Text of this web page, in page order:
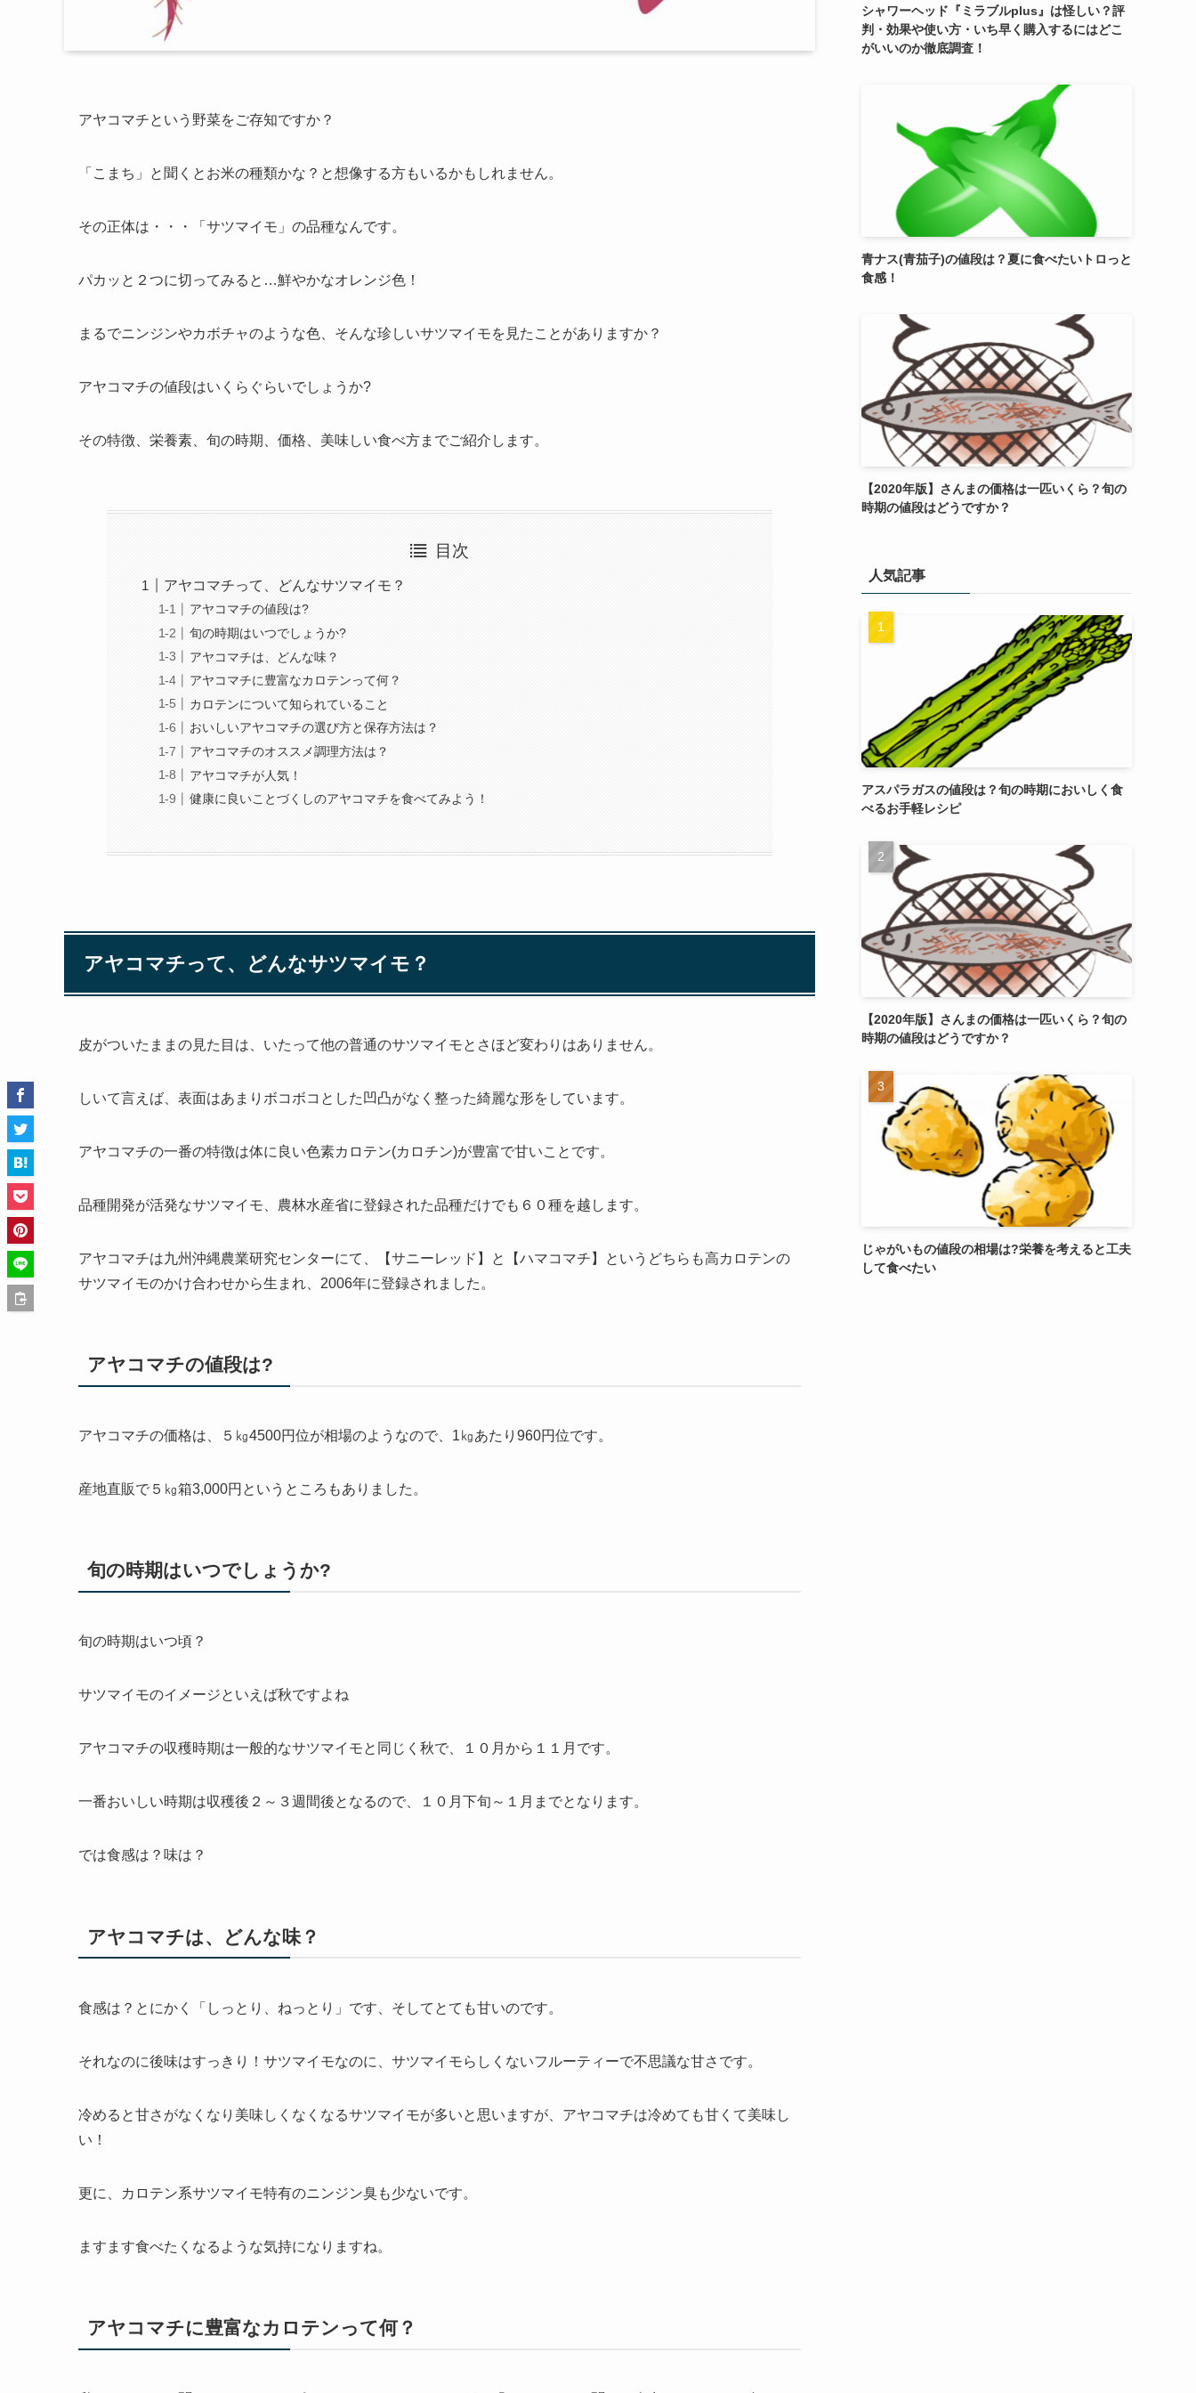
アヤコマチという野菜をご存知ですか？
「こまち」と聞くとお米の種類かな？と想像する方もいるかもしれません。
その正体は・・・「サツマイモ」の品種なんです。
パカッと２つに切ってみると…鮮やかなオレンジ色 ！
まるでニンジンやカボチャのような色、そんな珍しいサツマイモを見たことがありますか？
アヤコマチの値段はいくらぐらいでしょうか?
その特徴、栄養素、旬の時期、価格、美味しい食べ方までご紹介します。
目次
アヤコマチって、どんなサツマイモ？
アヤコマチの値段は?
旬の時期はいつでしょうか?
アヤコマチは、どんな味？
アヤコマチに豊富なカロテンって何？
カロテンについて知られていること
おいしいアヤコマチの選び方と保存方法は？
アヤコマチのオススメ調理方法は？
アヤコマチが人気！
健康に良いことづくしのアヤコマチを食べてみよう！
アヤコマチって、どんなサツマイモ？
皮がついたままの見た目は、いたって他の普通のサツマイモとさほど変わりはありません。
しいて言えば、表面はあまりボコボコとした凹凸がなく整った綺麗な形をしています。
アヤコマチの一番の特徴は体に良い色素カロテン(カロチン)が豊富で甘いことです。
品種開発が活発なサツマイモ、農林水産省に登録された品種だけでも ６０種を越します。
アヤコマチは九州沖縄農業研究センターにて、【サニーレッド 】と【ハマコマチ 】というどちらも高カロテンの
サツマイモのかけ合わせから生まれ、2006年に登録されました。
アヤコマチの値段は?
アヤコマチの価格は、 ５㎏4500円位が相場のようなので、 1㎏あたり960円位です。
産地直販で ５㎏箱3,000円 というところもありました。
旬の時期はいつでしょうか?
旬の時期はいつ頃？
サツマイモのイメージといえば秋ですよね
アヤコマチの収穫時期は一般的なサツマイモと同じく秋で、 １０月から１１月 です。
一番おいしい時期は収穫後２～３週間後となるので、 １０月下旬～１月までとなります。
では食感は？味は？
アヤコマチは、どんな味？
食感は？とにかく「 しっとり、ねっとり 」です、そしてとても甘いのです。
それなのに後味はすっきり！サツマイモなのに、サツマイモらしくないフルーティーで不思議な甘さ です。
冷めると甘さがなくなり美味しくなくなるサツマイモが多いと思いますが、 アヤコマチは冷めても甘くて美味し
い！
更に、カロテン系サツマイモ特有のニンジン臭も少ないです。
ますます食べたくなるような気持になりますね。
アヤコマチに豊富なカロテンって何？
シャワーヘッド『ミラブルplus』は怪しい？評
判・効果や使い方・いち早く購入するにはどこ
がいいのか徹底調査！
青ナス(青茄子)の値段は？夏に食べたいトロっと
食感！
【2020年版】さんまの価格は一匹いくら？旬の
時期の値段はどうですか？
人気記事
アスパラガスの値段は？旬の時期においしく食
べるお手軽レシピ
【2020年版】さんまの価格は一匹いくら？旬の
時期の値段はどうですか？
じゃがいもの値段の相場は?栄養を考えると工夫
して食べたい